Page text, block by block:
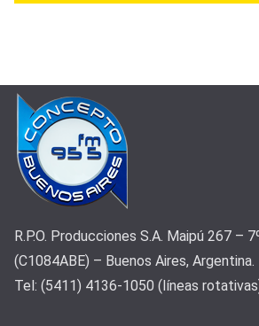
R.P.O. Producciones S.A. Maipú 267 –
(C1084ABE) – Buenos Aires, Argentina.
Tel: (5411) 4136-1050 (líneas